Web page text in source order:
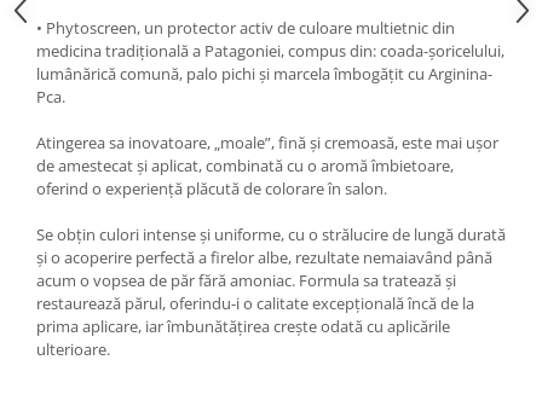
• Phytoscreen, un protector activ de culoare multietnic din
medicina tradițională a Patagoniei, compus din: coada-șoricelului,
lumânărică comună, palo pichi și marcela îmbogățit cu Arginina-
Pca.
Atingerea sa inovatoare, „moale”, fină și cremoasă, este mai ușor
de amestecat și aplicat, combinată cu o aromă îmbietoare,
oferind o experiență plăcută de colorare în salon.
Se obțin culori intense și uniforme, cu o strălucire de lungă durată
și o acoperire perfectă a firelor albe, rezultate nemaiavând până
acum o vopsea de păr fără amoniac. Formula sa tratează și
restaurează părul, oferindu-i o calitate excepțională încă de la
prima aplicare, iar îmbunătățirea crește odată cu aplicările
ulterioare.